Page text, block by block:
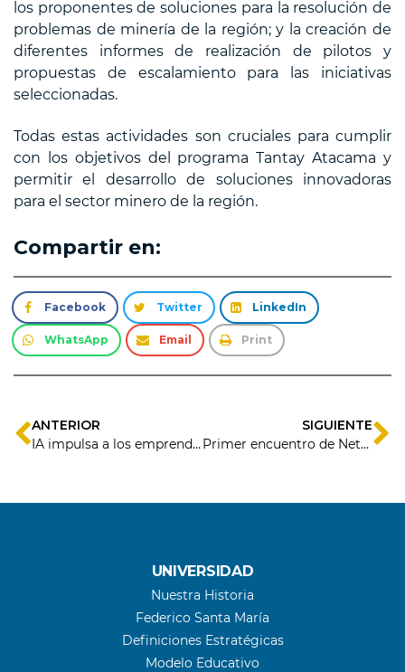
los proponentes de soluciones para la resolución de
problemas de minería de la región; y la creación de
diferentes informes de realización de pilotos y
propuestas de escalamiento para las iniciativas
seleccionadas.
Todas estas actividades son cruciales para cumplir
con los objetivos del programa Tantay Atacama y
permitir el desarrollo de soluciones innovadoras
para el sector minero de la región.
Compartir en:
Facebook Twitter LinkedIn
WhatsApp Email Print
ANTERIOR
IA impulsa a los emprendimientos
SIGUIENTE
Primer encuentro de Networking: Desayuno de la Red de Mentores del Instituto 3IE USM
UNIVERSIDAD
Nuestra Historia
Federico Santa María
Definiciones Estratégicas
Modelo Educativo